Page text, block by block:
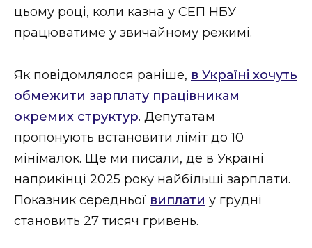
цьому році, коли казна у СЕП НБУ
працюватиме у звичайному режимі.
Як повідомлялося раніше, в Україні хочуть
обмежити зарплату працівникам
окремих структур. Депутатам
пропонують встановити ліміт до 10
мінімалок. Ще ми писали, де в Україні
наприкінці 2025 року найбільші зарплати.
Показник середньої виплати у грудні
становить 27 тисяч гривень.